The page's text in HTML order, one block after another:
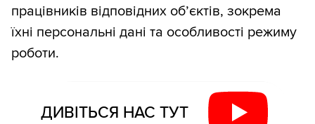
працівників відповідних об’єктів, зокрема
їхні персональні дані та особливості режиму
роботи.
ДИВІТЬСЯ НАС ТУТ